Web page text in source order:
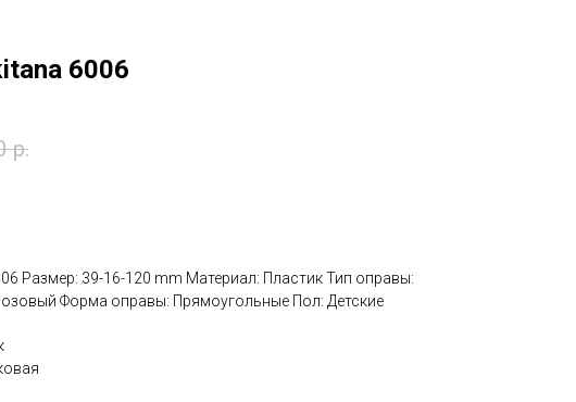
6006
р.
Размер: 39-16-120 mm Материал: Пластик Тип оправы:
Форма оправы: Прямоугольные Пол: Детские